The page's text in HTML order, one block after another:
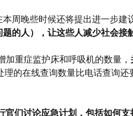
周晚些时候还将提出进一步建
的人），让这些人减少社会接
加重症监护床和呼吸机的数量，
理的在线查询数量比电话查询还
官们讨论应急计划，包括如何